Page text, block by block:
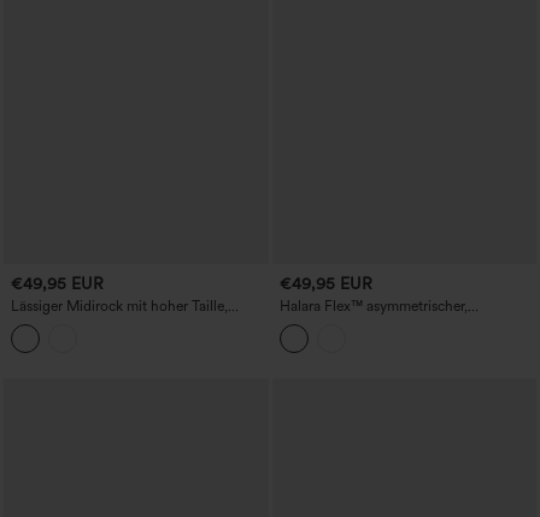
€49,95 EUR
Lässiger Midirock mit hoher Taille,
floralem Print, fließendem Fall und
Taschen.
€49,95 EUR
Halara Flex™ asymmetrischer,
mittelhoher, lässiger Mini-Jeansrock mit
Taschen